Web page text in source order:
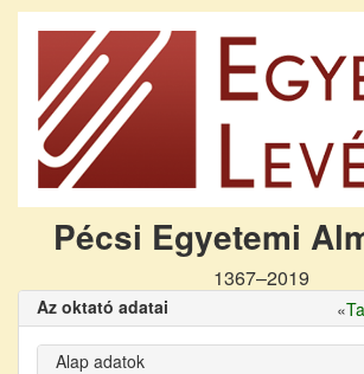
Pécsi Egyetemi
1367–2019
Az oktató adatai «
Alap adatok